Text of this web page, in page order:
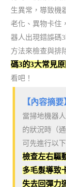
生異常，導致機
老化、異物卡住
器人出現錯誤碼
方法來檢查與排
碼3的3大常見
看吧！
【內容摘要
當掃地機器
的狀況時（
可先進行以
檢查左右驅
多毛髮導致
失去回彈力